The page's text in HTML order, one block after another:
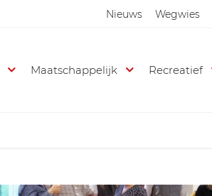
Nieuws Wegwies
Maatschappelijk Recreatief